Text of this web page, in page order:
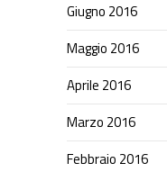
Giugno 2016
Maggio 2016
Aprile 2016
Marzo 2016
Febbraio 2016